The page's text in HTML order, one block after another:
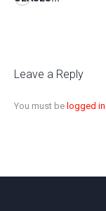
Leave a Reply
You must be logged in